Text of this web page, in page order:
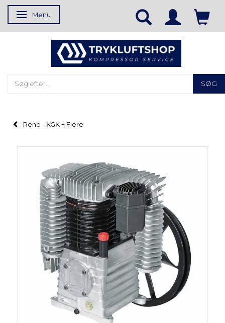
Skifte navigation
Menu
SØG
Reno - KGK + Flere